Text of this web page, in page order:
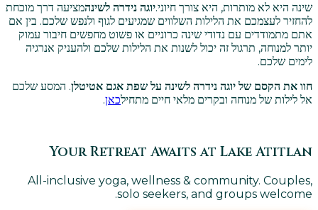
שינה היא לא מותרות, היא צורך חיוני.יוגה נידרה לשינהמציעה דרך מוכחת
להחזיר לעצמכם את הלילות השלווים שמגיעים לגוף ולנפש שלכם. בין אם
אתם מתמודדים עם נדודי שינה כרוניים או פשוט מחפשים חיבור עמוק
יותר למנוחה, תרגול זה יכול לשנות את הלילות שלכם ולהעניק אנרגיה
לימים שלכם.
חוו את הקסם של יוגה נידרה לשינה על שפת אגם אטיטלן. המסע שלכם
אל לילות של מנוחה ובקרים מלאי חיים מתחילכאן.
Your Retreat Awaits at Lake Atitlan
All-inclusive yoga, wellness & community. Couples,
solo seekers, and groups welcome.